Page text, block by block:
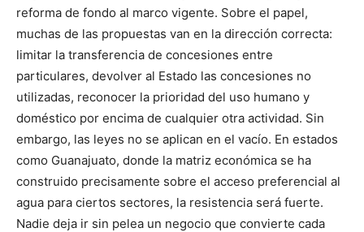
reforma de fondo al marco vigente. Sobre el papel,
muchas de las propuestas van en la dirección correcta:
limitar la transferencia de concesiones entre
particulares, devolver al Estado las concesiones no
utilizadas, reconocer la prioridad del uso humano y
doméstico por encima de cualquier otra actividad. Sin
embargo, las leyes no se aplican en el vacío. En estados
como Guanajuato, donde la matriz económica se ha
construido precisamente sobre el acceso preferencial al
agua para ciertos sectores, la resistencia será fuerte.
Nadie deja ir sin pelea un negocio que convierte cada